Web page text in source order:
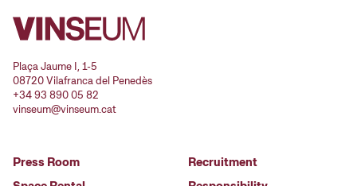
Plaça Jaume I, 1-5
08720 Vilafranca del Penedès
+34 93 890 05 82
vinseum@vinseum.cat
Press Room
Recruitment